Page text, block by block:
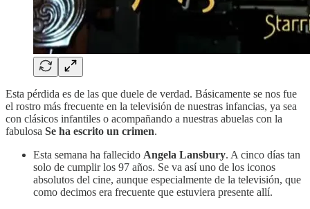
Esta pérdida es de las que duele de verdad. Básicamente se nos fue
el rostro más frecuente en la televisión de nuestras infancias, ya sea
con clásicos infantiles o acompañando a nuestras abuelas con la
fabulosa Se ha escrito un crimen.
Esta semana ha fallecido Angela Lansbury. A cinco días tan
solo de cumplir los 97 años. Se va así uno de los iconos
absolutos del cine, aunque especialmente de la televisión, que
como decimos era frecuente que estuviera presente allí.